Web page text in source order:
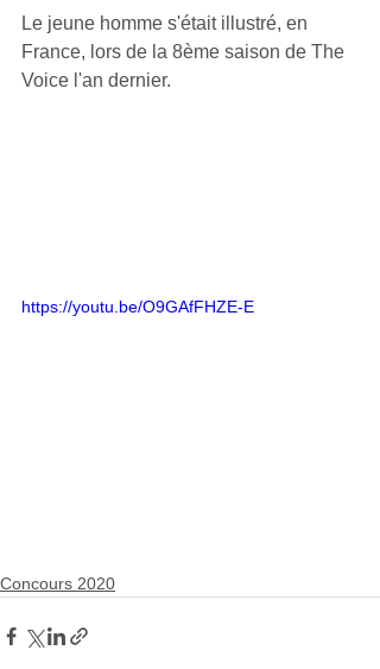
Le jeune homme s'était illustré, en
France, lors de la 8ème saison de The
Voice l'an dernier.
https://youtu.be/O9GAfFHZE-E
Concours 2020